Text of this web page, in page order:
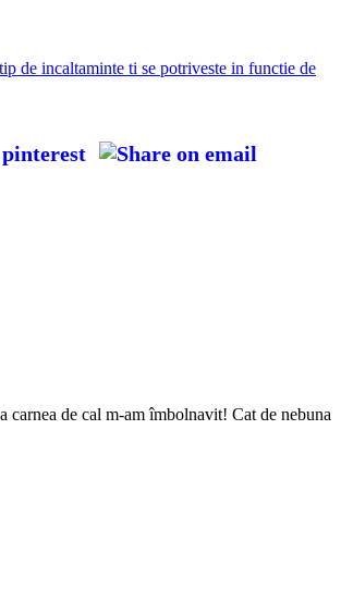
de incaltaminte ti se potriveste in functie de
carnea de cal m-am îmbolnavit! Cat de nebuna